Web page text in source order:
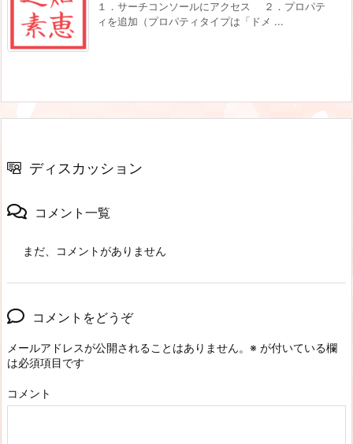
１．サーチコンソールにアクセス ２．プロパテ
ィを追加（プロパティタイプは「ドメ ...
ディスカッション
コメント一覧
まだ、コメントがありません
コメントをどうぞ
メールアドレスが公開されることはありません。 ※ が付いている欄
は必須項目です
コメント